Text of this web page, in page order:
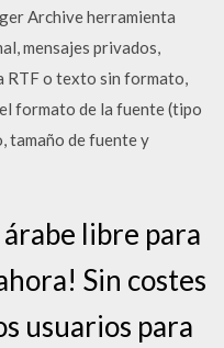
Archive herramienta
mensajes privados,
RTF o texto sin formato,
formato de la fuente (tipo
tamaño de fuente y
libre para
Sin costes
usuarios para